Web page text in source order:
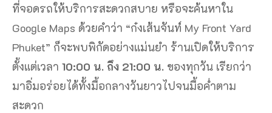
ที่จอดรถให้บริการสะดวกสบาย หรือจะค้นหาใน
Google Maps ด้วยคำว่า “ก๋งเส้นจันท์ My Front Yard
Phuket” ก็จะพบพิกัดอย่างแม่นยำ ร้านเปิดให้บริการ
ตั้งแต่เวลา 10:00 น. ถึง 21:00 น. ของทุกวัน เรียกว่า
มาอิ่มอร่อยได้ทั้งมื้อกลางวันยาวไปจนมื้อค่ำตาม
สะดวก